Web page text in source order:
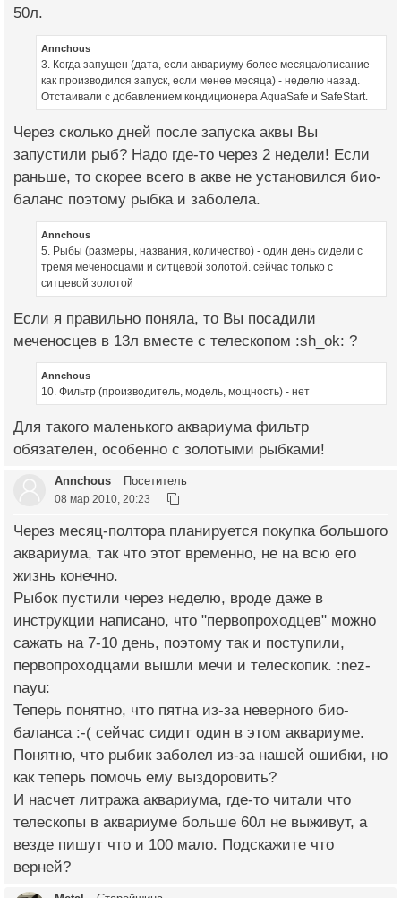
50л.
Annchous
3. Когда запущен (дата, если аквариуму более месяца/описание
как производился запуск, если менее месяца) - неделю назад.
Отстаивали с добавлением кондиционера AquaSafe и SafeStart.
Через сколько дней после запуска аквы Вы
запустили рыб? Надо где-то через 2 недели! Если
раньше, то скорее всего в акве не установился био-
баланс поэтому рыбка и заболела.
Annchous
5. Рыбы (размеры, названия, количество) - один день сидели с
тремя меченосцами и ситцевой золотой. сейчас только с
ситцевой золотой
Если я правильно поняла, то Вы посадили
меченосцев в 13л вместе с телескопом :sh_ok: ?
Annchous
10. Фильтр (производитель, модель, мощность) - нет
Для такого маленького аквариума фильтр
обязателен, особенно с золотыми рыбками!
Annchous Посетитель
08 мар 2010, 20:23
Через месяц-полтора планируется покупка большого
аквариума, так что этот временно, не на всю его
жизнь конечно.
Рыбок пустили через неделю, вроде даже в
инструкции написано, что "первопроходцев" можно
сажать на 7-10 день, поэтому так и поступили,
первопроходцами вышли мечи и телескопик. :nez-
nayu:
Теперь понятно, что пятна из-за неверного био-
баланса :-( сейчас сидит один в этом аквариуме.
Понятно, что рыбик заболел из-за нашей ошибки, но
как теперь помочь ему выздоровить?
И насчет литража аквариума, где-то читали что
телескопы в аквариуме больше 60л не выживут, а
везде пишут что и 100 мало. Подскажите что
верней?